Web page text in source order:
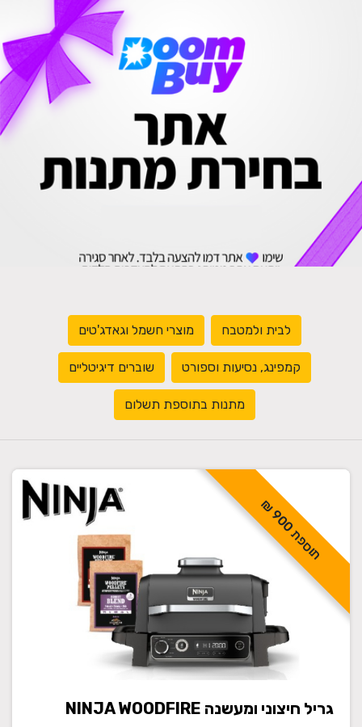
לבית ולמטבח מוצרי חשמל וגאדג'טים
קמפינג, נסיעות וספורט שוברים דיגיטליים
מתנות בתוספת תשלום
ת
ו
ס
פ
ת
9
0
0
₪
גריל חיצוני ומעשנה NINJA WOODFIRE